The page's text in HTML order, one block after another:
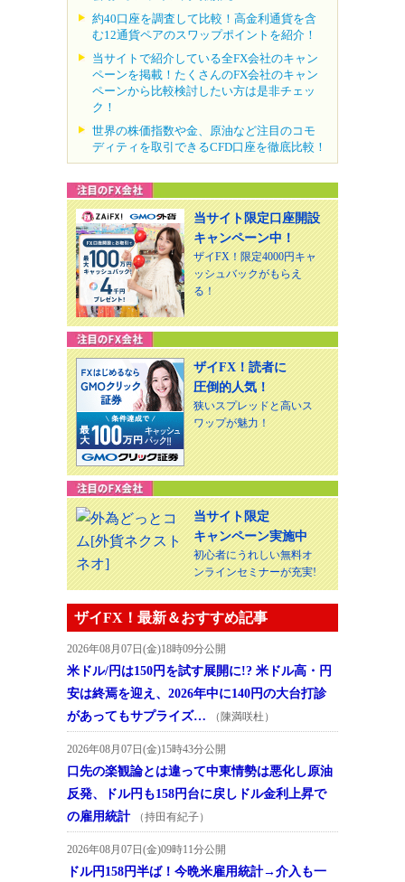
約40口座を調査して比較！高金利通貨を含
む12通貨ペアのスワップポイントを紹介！
当サイトで紹介している全FX会社のキャン
ペーンを掲載！たくさんのFX会社のキャン
ペーンから比較検討したい方は是非チェッ
ク！
世界の株価指数や金、原油など注目のコモ
ディティを取引できるCFD口座を徹底比較！
当サイト限定口座開設
キャンペーン中！
ザイFX！限定4000円キャ
ッシュバックがもらえ
る！
ザイFX！読者に
圧倒的人気！
狭いスプレッドと高いス
ワップが魅力！
当サイト限定
キャンペーン実施中
初心者にうれしい無料オ
ンラインセミナーが充実!
ザイFX！最新＆おすすめ記事
2026年08月07日(金)18時09分公開
米ドル/円は150円を試す展開に!? 米ドル高・円
安は終焉を迎え、2026年中に140円の大台打診
があってもサプライズ…
（陳満咲杜）
2026年08月07日(金)15時43分公開
口先の楽観論とは違って中東情勢は悪化し原油
反発、ドル円も158円台に戻しドル金利上昇で
の雇用統計
（持田有紀子）
2026年08月07日(金)09時11分公開
ドル円158円半ば！今晩米雇用統計→介入も一